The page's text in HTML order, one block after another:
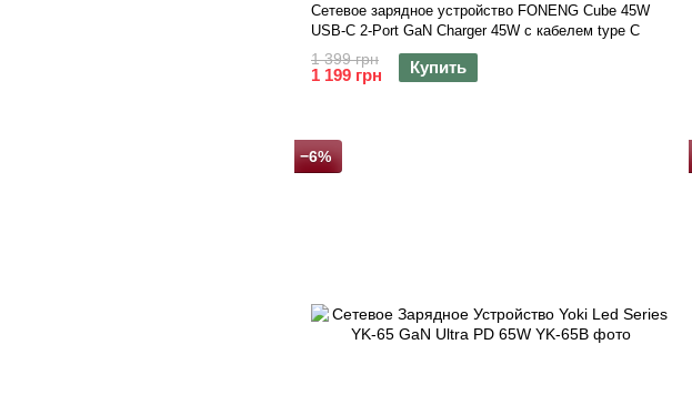
Сетевое зарядное устройство FONENG Cube 45W
USB-C 2-Port GaN Charger 45W с кабелем type C
1 399 грн
1 199 грн Купить
−6%